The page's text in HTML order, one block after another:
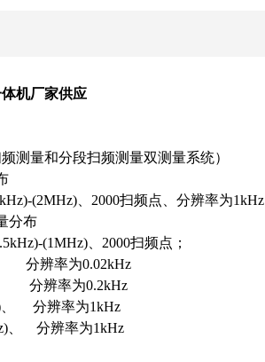
机厂家供应
测量和分段扫频测量双测量系统）
(2MHz)、2000扫频点、分辨率为1kHz
分布
(1MHz)、2000扫频点；
分辨率为0.02kHz
分辨率为0.2kHz
、 分辨率为1kHz
、 分辨率为1kHz